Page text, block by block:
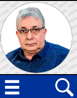
Skip
to
content